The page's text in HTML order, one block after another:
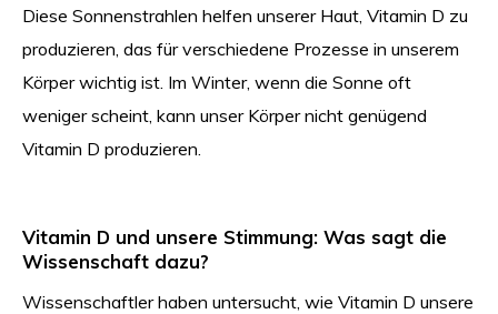
Diese Sonnenstrahlen helfen unserer Haut, Vitamin D zu
produzieren, das für verschiedene Prozesse in unserem
Körper wichtig ist. Im Winter, wenn die Sonne oft
weniger scheint, kann unser Körper nicht genügend
Vitamin D produzieren.
Vitamin D und unsere Stimmung: Was sagt die
Wissenschaft dazu?
Wissenschaftler haben untersucht, wie Vitamin D unsere